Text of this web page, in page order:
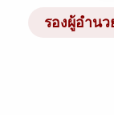
รองผู้อำนว